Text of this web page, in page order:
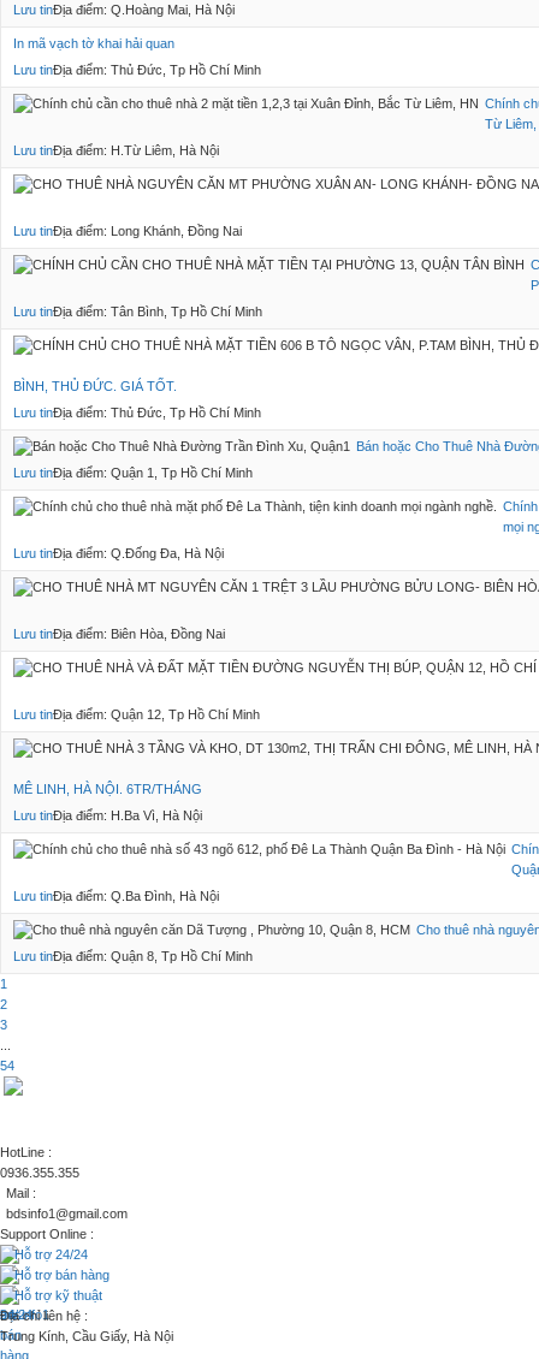
Lưu tinĐịa điểm: Q.Hoàng Mai, Hà Nội
In mã vạch tờ khai hải quan
Lưu tinĐịa điểm: Thủ Đức, Tp Hồ Chí Minh
Chính
Từ Liêm,
Lưu tinĐịa điểm: H.Từ Liêm, Hà Nội
Lưu tinĐịa điểm: Long Khánh, Đồng Nai
Lưu tinĐịa điểm: Tân Bình, Tp Hồ Chí Minh
BÌNH, THỦ ĐỨC. GIÁ TỐT.
Lưu tinĐịa điểm: Thủ Đức, Tp Hồ Chí Minh
Bán hoặc Cho Thuê Nhà
Lưu tinĐịa điểm: Quận 1, Tp Hồ Chí Minh
mọi
Lưu tinĐịa điểm: Q.Đống Đa, Hà Nội
Lưu tinĐịa điểm: Biên Hòa, Đồng Nai
Lưu tinĐịa điểm: Quận 12, Tp Hồ Chí Minh
MÊ LINH, HÀ NỘI. 6TR/THÁNG
Lưu tinĐịa điểm: H.Ba Vì, Hà Nội
Lưu tinĐịa điểm: Q.Ba Đình, Hà Nội
Cho thuê nhà
Lưu tinĐịa điểm: Quận 8, Tp Hồ Chí Minh
1
2
3
54
HotLine :
0936.355.355
Mail :
bdsinfo1@gmail.com
Support Online :
Hỗ trợ 24/24
Hỗ trợ bán hàng
Hỗ trợ kỹ thuật
Địa chỉ liên hệ :
Trung Kính, Cầu Giấy, Hà Nội